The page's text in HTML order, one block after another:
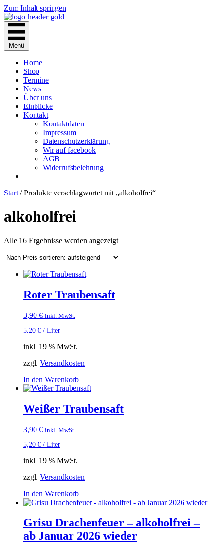
Zum Inhalt springen
Menü
Home
Shop
Termine
News
Über uns
Einblicke
Kontakt
Kontaktdaten
Impressum
Datenschutzerklärung
Wir auf facebook
AGB
Widerrufsbelehrung
Start / Produkte verschlagwortet mit „alkoholfrei“
alkoholfrei
Alle 16 Ergebnisse werden angezeigtNach
sortiert:
Roter Traubensaft
3,90 € inkl. MwSt.
5,20 € / Liter
inkl. 19 % MwSt.
zzgl. Versandkosten
In den Warenkorb
Weißer Traubensaft
3,90 € inkl. MwSt.
5,20 € / Liter
inkl. 19 % MwSt.
zzgl. Versandkosten
In den Warenkorb
Grisu Drachenfeuer – alkoholfrei –
ab Januar 2026 wieder